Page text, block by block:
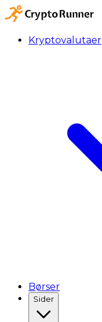
Kryptovalutaer
Børser
Sider